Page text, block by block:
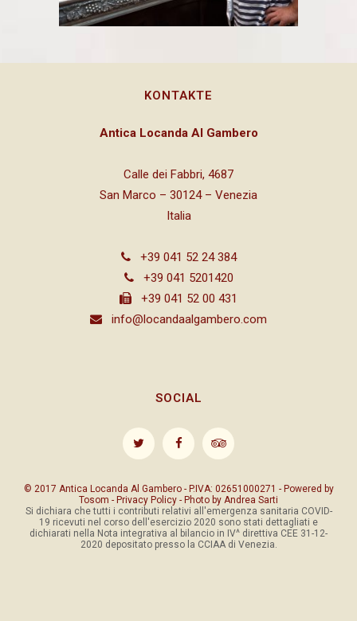
KONTAKTE
Antica Locanda Al Gambero
Calle dei Fabbri, 4687
San Marco – 30124 – Venezia
Italia
+39 041 52 24 384
+39 041 5201420
+39 041 52 00 431
info@locandaalgambero.com
SOCIAL
© 2017 Antica Locanda Al Gambero - P.IVA: 02651000271 - Powered by
Tosom - Privacy Policy - Photo by Andrea Sarti
Si dichiara che tutti i contributi relativi all'emergenza sanitaria COVID-
19 ricevuti nel corso dell'esercizio 2020 sono stati dettagliati e
dichiarati nella Nota integrativa al bilancio in IV^ direttiva CEE 31-12-
2020 depositato presso la CCIAA di Venezia.